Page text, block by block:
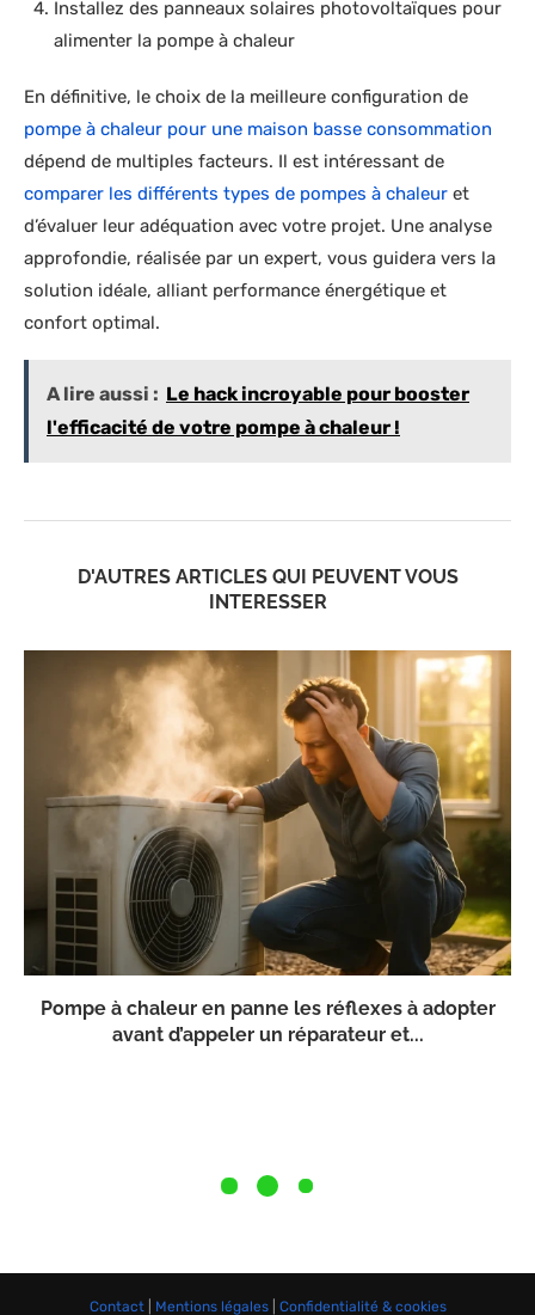
Installez des panneaux solaires photovoltaïques pour
alimenter la pompe à chaleur
En définitive, le choix de la meilleure configuration de
pompe à chaleur pour une maison basse consommation
dépend de multiples facteurs. Il est intéressant de
comparer les différents types de pompes à chaleur et
d’évaluer leur adéquation avec votre projet. Une analyse
approfondie, réalisée par un expert, vous guidera vers la
solution idéale, alliant performance énergétique et
confort optimal.
A lire aussi : Le hack incroyable pour booster
l'efficacité de votre pompe à chaleur !
D'AUTRES ARTICLES QUI PEUVENT VOUS
INTERESSER
Pompe à chaleur en panne les réflexes à adopter
avant d’appeler un réparateur et...
Contact| Mentions légales| Confidentialité & cookies